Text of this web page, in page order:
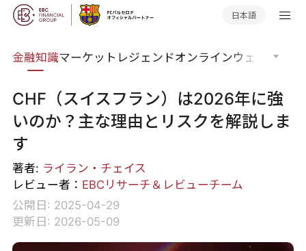
日本語
金融知識マーケットレジェンドオンラインウェビナー
CHF（スイスフラン）は2026年に強
いのか？主な理由とリスクを解説しま
す
著者: ライラン・チェイス
レビュー者： EBCリサーチ＆レビューチーム
公開日: 2025-04-29
更新日: 2026-05-09